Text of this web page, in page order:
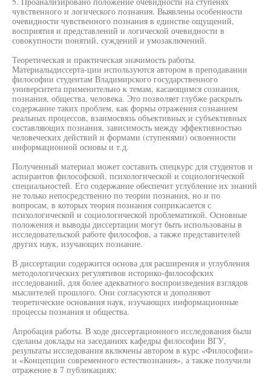
чувственного и логического познания. Выявлены особенности
очевидности чувственного познания в единстве ощущений,
восприятия и представлений и логической очевидности в
совокупности понятий, суждений и умозаключений.
Теоретическая и практическая значимость работы.
Материалыдиссерта-ции используются автором в преподавании
философии студентам Владимирского государственного
университета применительно к темам, касающимся сознания,
познания, общества, человека. Это позволяет глубже раскрыть
содержание таких проблем, как формы отражения сознанием
реальных процессов, взаимосвязь объективных и субъективных
составляющих познания, зависимость между эффективностью
человеческих действий и формами (ступенями) освоенности
информационной основы и т.д.
Полученный материал может составить спецкурс для студентов и
аспирантов философской, психологической и социологической
специальностей. Его содержание обеспечит углубление их знаний
не только непосредственно по теории познания, но и по
вопросам, в которых теория познания соприкасается с
психологической и социологической проблематикой. Основные
положения и выводы диссертации могут быть использованы в
исследовательской работе философов, а также представителей
других наук, изучающих познание.
В диссертации содержится основа для расширения и углубления
методологических регулятивов историко-философских
исследований, для более адекватного воспроизведения взглядов
мыслителей прошлого. Они согласуются и дополняют
теоретические основания наук, изучающих информационные
процессы познания и общества.
Апробация работы. В ходе диссертационного исследования были
сделаны доклады на заседаниях кафедры философии ВГУ,
результаты исследования включены автором в курс «Философии»
и «Концепции современного естествознания», а также получили
отражение в 7 публикациях: